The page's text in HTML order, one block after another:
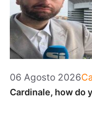
06 Agosto 2026
Cardinale, how do